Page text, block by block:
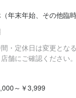
年末年始、その他臨時
・定休日は変更とな
舗にご確認ください。
～￥3,999